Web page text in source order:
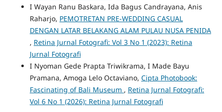
I Wayan Ranu Baskara, Ida Bagus Candrayana, Anis
Raharjo, PEMOTRETAN PRE-WEDDING CASUAL
DENGAN LATAR BELAKANG ALAM PULAU NUSA PENIDA
, Retina Jurnal Fotografi: Vol 3 No 1 (2023): Retina
Jurnal Fotografi
I Nyoman Gede Prapta Triwikrama, I Made Bayu
Pramana, Amoga Lelo Octaviano, Cipta Photobook:
Fascinating of Bali Museum , Retina Jurnal Fotografi:
Vol 6 No 1 (2026): Retina Jurnal Fotografi